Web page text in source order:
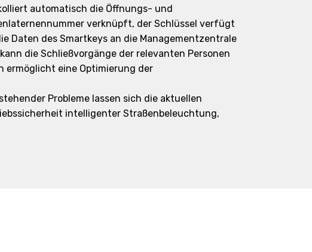
automatisch die Öffnungs- und
verknüpft, der Schlüssel verfügt
Daten des Smartkeys an die Managementzentrale
die Schließvorgänge der relevanten Personen
ermöglicht eine Optimierung der
Probleme lassen sich die aktuellen
intelligenter Straßenbeleuchtung,